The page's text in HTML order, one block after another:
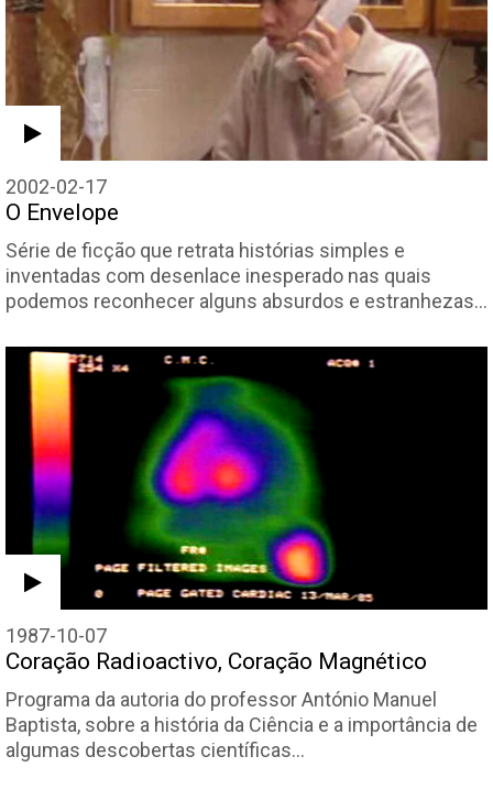
2002-02-17
O Envelope
Série de ficção que retrata histórias simples e
inventadas com desenlace inesperado nas quais
podemos reconhecer alguns absurdos e estranhezas…
1987-10-07
Coração Radioactivo, Coração Magnético
Programa da autoria do professor António Manuel
Baptista, sobre a história da Ciência e a importância de
algumas descobertas científicas…